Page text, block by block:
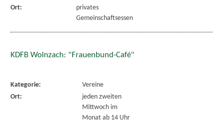
Ort:
privates
Gemeinschaftsessen
KDFB Wolnzach: "Frauenbund-Café"
Kategorie:
Vereine
Ort:
jeden zweiten
Mittwoch im
Monat ab 14 Uhr